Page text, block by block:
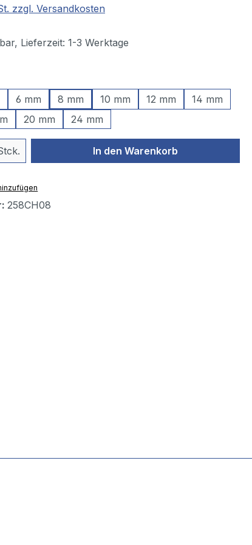
zzgl. Versandkosten
Lieferzeit: 1-3 Werktage
6 mm 8 mm 10 mm 12 mm
14 mm
20 mm 24 mm
Gib den gewünschten Wert
In den Warenkorb
258CH08